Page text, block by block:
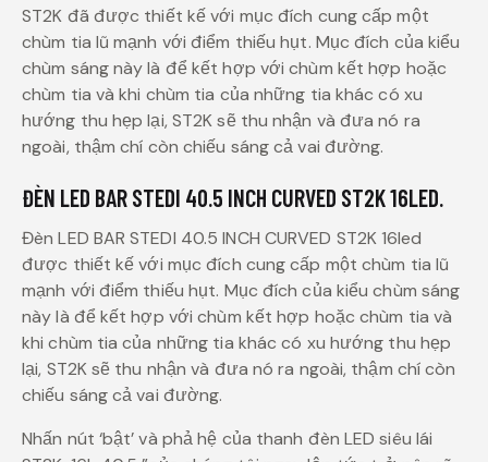
ST2K đã được thiết kế với mục đích cung cấp một
chùm tia lũ mạnh với điểm thiếu hụt. Mục đích của kiểu
chùm sáng này là để kết hợp với chùm kết hợp hoặc
chùm tia và khi chùm tia của những tia khác có xu
hướng thu hẹp lại, ST2K sẽ thu nhận và đưa nó ra
ngoài, thậm chí còn chiếu sáng cả vai đường.
ĐÈN LED BAR STEDI 40.5 INCH CURVED ST2K 16LED.
Đèn LED BAR STEDI 40.5 INCH CURVED ST2K 16led
được thiết kế với mục đích cung cấp một chùm tia lũ
mạnh với điểm thiếu hụt. Mục đích của kiểu chùm sáng
này là để kết hợp với chùm kết hợp hoặc chùm tia và
khi chùm tia của những tia khác có xu hướng thu hẹp
lại, ST2K sẽ thu nhận và đưa nó ra ngoài, thậm chí còn
chiếu sáng cả vai đường.
Nhấn nút ‘bật’ và phả hệ của thanh đèn LED siêu lái